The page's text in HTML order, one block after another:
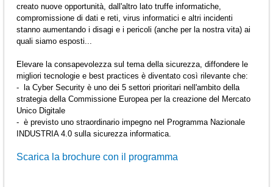
creato nuove opportunità, dall'altro lato truffe informatiche,
compromissione di dati e reti, virus informatici e altri incidenti
stanno aumentando i disagi e i pericoli (anche per la nostra vita) ai
quali siamo esposti...
Elevare la consapevolezza sul tema della sicurezza, diffondere le
migliori tecnologie e best practices è diventato così rilevante che:
- la Cyber Security è uno dei 5 settori prioritari nell'ambito della
strategia della Commissione Europea per la creazione del Mercato
Unico Digitale
- è previsto uno straordinario impegno nel Programma Nazionale
INDUSTRIA 4.0 sulla sicurezza informatica.
Scarica la brochure con il programma